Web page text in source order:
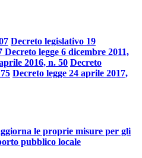
Decreto legislativo 19
Decreto legge 6 dicembre 2011,
2016, n. 50 Decreto
Decreto legge 24 aprile 2017,
le proprie misure per gli
pubblico locale